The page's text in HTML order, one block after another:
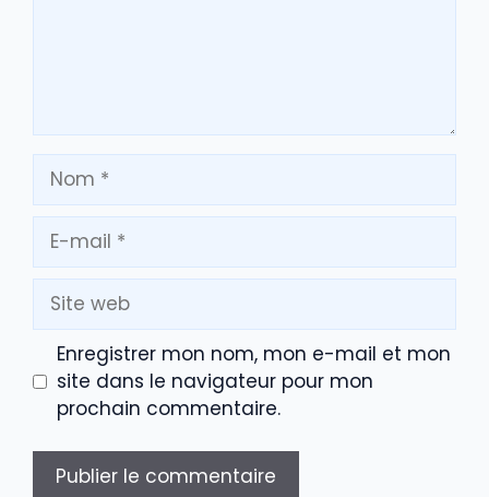
Nom
mail
Site
web
Enregistrer mon nom, mon e-mail et mon
site dans le navigateur pour mon
prochain commentaire.